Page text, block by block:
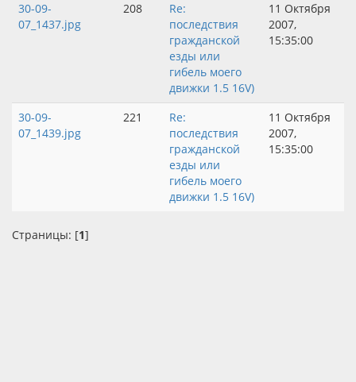
30-09-
07_1437.jpg
208
Re:
последствия
гражданской
езды или
гибель моего
движки 1.5 16V)
11 Октября
2007,
15:35:00
30-09-
07_1439.jpg
221
Re:
последствия
гражданской
езды или
гибель моего
движки 1.5 16V)
11 Октября
2007,
15:35:00
Страницы: [1]